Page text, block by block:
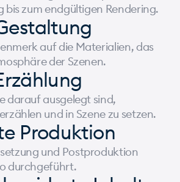
bis zum endgültigen Rendering.
auf die Materialien, das
der Szenen.
darauf ausgelegt sind,
und in Szene zu setzen.
Produktion
und Postproduktion
durchgeführt.